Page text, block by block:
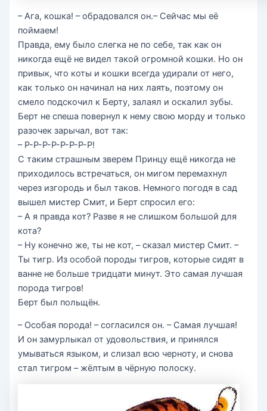
– Ага, кошка! – обрадовался он.– Сейчас мы её
поймаем!
Правда, ему было слегка не по себе, так как он
никогда ещё не видел такой огромной кошки. Но он
привык, что коты и кошки всегда удирали от него,
как только он начинал на них лаять, поэтому он
смело подскочил к Берту, залаял и оскалил зубы.
Берт не спеша повернул к нему свою морду и только
разочек зарычал, вот так:
– Р-Р-Р-Р-Р-Р-Р-Р!
С таким страшным зверем Принцу ещё никогда не
приходилось встречаться, он мигом перемахнул
через изгородь и был таков. Немного погодя в сад
вышел мистер Смит, и Берт спросил его:
– А я правда кот? Разве я не слишком большой для
кота?
– Ну конечно же, ты не кот, – сказал мистер Смит. –
Ты тигр. Из особой породы тигров, которые сидят в
ванне не больше тридцати минут. Это самая лучшая
порода тигров!
Берт был польщён.
– Особая порода! – согласился он. – Самая лучшая!
И он замурлыкал от удовольствия, и принялся
умываться языком, и слизал всю черноту, и снова
стал тигром – жёлтым в чёрную полоску.